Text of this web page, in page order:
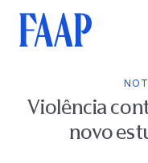
Violência
novo